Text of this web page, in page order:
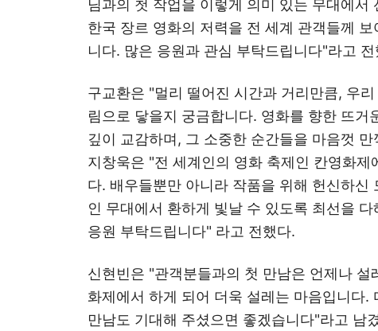
님과의 첫 작업을 이렇게 의미 있는 무대에서
한국 장르 영화의 저력을 전 세계 관객들께
니다. 많은 응원과 관심 부탁드립니다"라고 전
구교환은 "멀리 떨어진 시간과 거리만큼, 우
림으로 닿을지 궁금합니다. 영화를 향한 뜨거
깊이 교감하며, 그 소중한 순간들을 마음껏
지창욱은 "전 세계인의 영화 축제인 칸영화제
다. 배우들뿐만 아니라 작품을 위해 헌신하신
인 무대에서 환하게 빛날 수 있도록 최선을
응원 부탁드립니다" 라고 전했다.
신현빈은 "관객분들과의 첫 만남은 언제나
화제에서 하게 되어 더욱 설레는 마음입니다.
만남도 기대해 주셨으면 좋겠습니다"라고 남